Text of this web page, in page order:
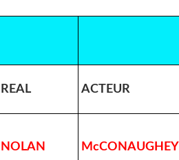
REAL ACTEUR
NOLAN McCONAUGHEY